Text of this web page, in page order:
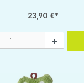
23,90 €*